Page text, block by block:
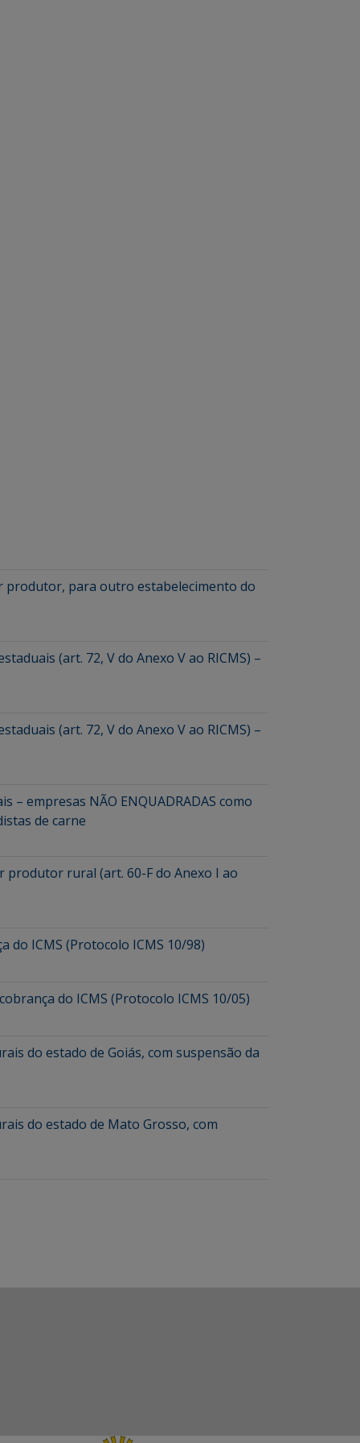
produtor, para outro estabelecimento do
(art. 72, V do Anexo V ao RICMS) –
(art. 72, V do Anexo V ao RICMS) –
empresas NÃO ENQUADRADAS como
de carne
produtor rural (art. 60-F do Anexo I ao
do ICMS (Protocolo ICMS 10/98)
do ICMS (Protocolo ICMS 10/05)
do estado de Goiás, com suspensão da
do estado de Mato Grosso, com